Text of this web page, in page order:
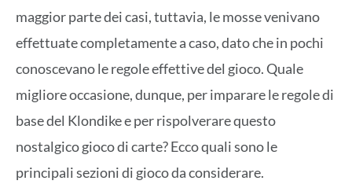
maggior parte dei casi, tuttavia, le mosse venivano
effettuate completamente a caso, dato che in pochi
conoscevano le regole effettive del gioco. Quale
migliore occasione, dunque, per imparare le regole di
base del Klondike e per rispolverare questo
nostalgico gioco di carte? Ecco quali sono le
principali sezioni di gioco da considerare.